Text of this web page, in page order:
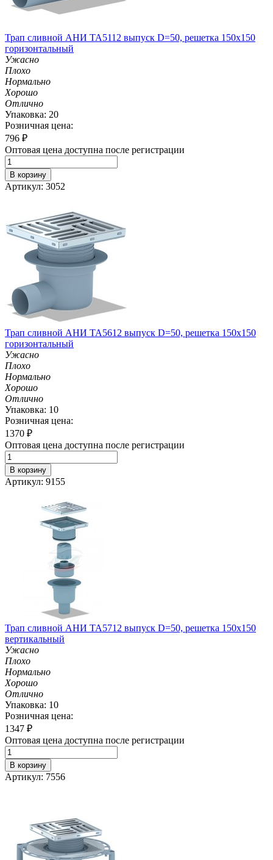
Трап сливной АНИ TA5112 выпуск D=50, решетка 150х150
горизонтальный
Ужасно
Плохо
Нормально
Хорошо
Отлично
Упаковка: 20
Розничная цена:
796 ₽
Оптовая цена доступна после регистрации
В корзину
Артикул: 3052
Трап сливной АНИ TA5612 выпуск D=50, решетка 150х150
горизонтальный
Ужасно
Плохо
Нормально
Хорошо
Отлично
Упаковка: 10
Розничная цена:
1370 ₽
Оптовая цена доступна после регистрации
В корзину
Артикул: 9155
Трап сливной АНИ TA5712 выпуск D=50, решетка 150х150
вертикальный
Ужасно
Плохо
Нормально
Хорошо
Отлично
Упаковка: 10
Розничная цена:
1347 ₽
Оптовая цена доступна после регистрации
В корзину
Артикул: 7556